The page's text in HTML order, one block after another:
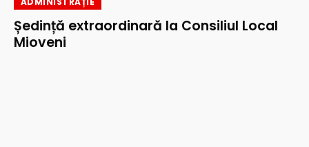
Ședință extraordinară la Consiliul Local
Mioveni